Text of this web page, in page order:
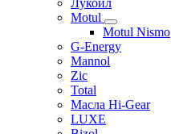
Лукойл
Motul
Motul Nismo
G-Energy
Mannol
Zic
Total
Масла Hi-Gear
LUXE